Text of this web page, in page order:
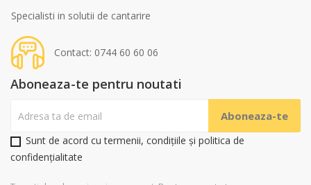
Specialisti in solutii de cantarire
Contact: 0744 60 60 06
Aboneaza-te pentru noutati
Sunt de acord cu termenii, condițiile și politica de
confidențialitate